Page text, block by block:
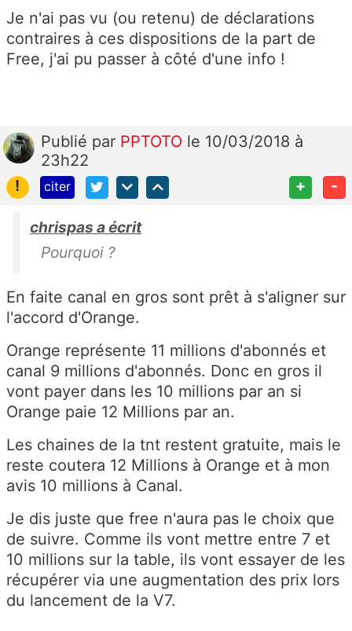
Je n'ai pas vu (ou retenu) de déclarations
contraires à ces dispositions de la part de
Free, j'ai pu passer à côté d'une info !
Publié par PPTOTO le 10/03/2018 à
23h22
!
citer + -
chrispas a écrit
Pourquoi ?
En faite canal en gros sont prêt à s'aligner sur
l'accord d'Orange.
Orange représente 11 millions d'abonnés et
canal 9 millions d'abonnés. Donc en gros il
vont payer dans les 10 millions par an si
Orange paie 12 Millions par an.
Les chaines de la tnt restent gratuite, mais le
reste coutera 12 Millions à Orange et à mon
avis 10 millions à Canal.
Je dis juste que free n'aura pas le choix que
de suivre. Comme ils vont mettre entre 7 et
10 millions sur la table, ils vont essayer de les
récupérer via une augmentation des prix lors
du lancement de la V7.